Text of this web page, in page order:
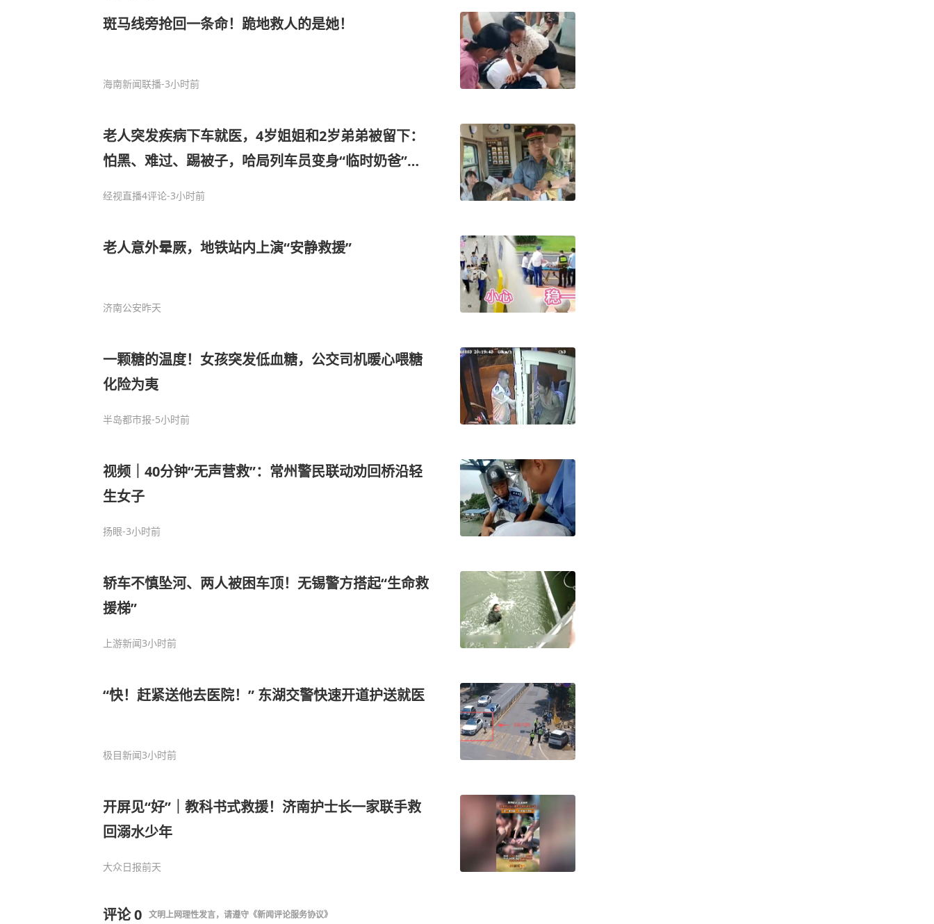
斑马线旁抢回一条命！跪地救人的是她！
海南新闻联播-3小时前
老人突发疾病下车就医，4岁姐姐和2岁弟弟被留下：
怕黑、难过、踢被子，哈局列车员变身“临时奶爸”，
经视直播4评论-3小时前
老人意外晕厥，地铁站内上演“安静救援”
济南公安昨天
一颗糖的温度！女孩突发低血糖，公交司机暖心喂糖
化险为夷
半岛都市报-5小时前
视频｜40分钟“无声营救”：常州警民联动劝回桥沿轻
生女子
扬眼-3小时前
轿车不慎坠河、两人被困车顶！无锡警方搭起“生命救
援梯”
上游新闻3小时前
“快！赶紧送他去医院！” 东湖交警快速开道护送就医
极目新闻3小时前
开屏见“好”｜教科书式救援！济南护士长一家联手救
回溺水少年
大众日报前天
评论0 文明上网理性发言，请遵守 《新闻评论服务协议》